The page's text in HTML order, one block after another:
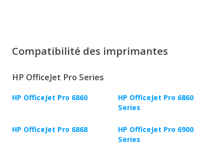
Compatibilité des imprimantes
HP OfficeJet Pro Series
HP OfficeJet Pro 6860
HP OfficeJet Pro 6860
Series
HP OfficeJet Pro 6868
HP OfficeJet Pro 6900
Series